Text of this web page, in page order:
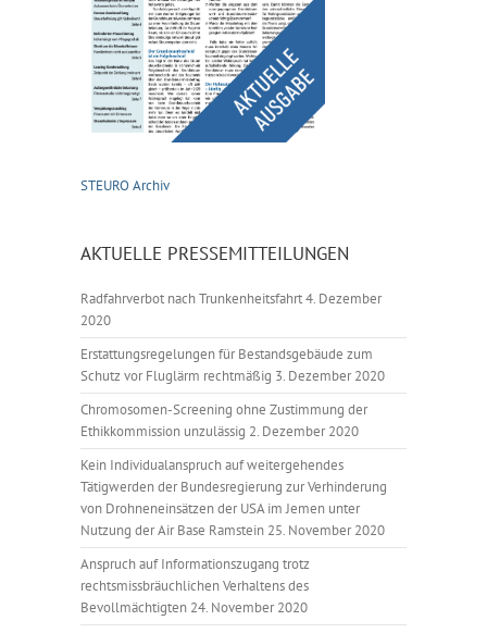
STEURO Archiv
AKTUELLE PRESSEMITTEILUNGEN
Radfahrverbot nach Trunkenheitsfahrt4. Dezember
2020
Erstattungsregelungen für Bestandsgebäude zum
Schutz vor Fluglärm rechtmäßig 3. Dezember 2020
Chromosomen-Screening ohne Zustimmung der
Ethikkommission unzulässig 2. Dezember 2020
Kein Individualanspruch auf weitergehendes
Tätigwerden der Bundesregierung zur Verhinderung
von Drohneneinsätzen der USA im Jemen unter
Nutzung der Air Base Ramstein 25. November 2020
Anspruch auf Informationszugang trotz
rechtsmissbräuchlichen Verhaltens des
Bevollmächtigten 24. November 2020